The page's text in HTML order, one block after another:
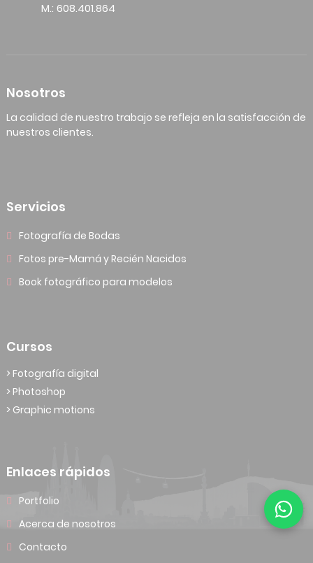
M.: 608.401.864
Nosotros
La calidad de nuestro trabajo se refleja en la satisfacción de
nuestros clientes.
Servicios
Fotografía de Bodas
Fotos pre-Mamá y Recién Nacidos
Book fotográfico para modelos
Cursos
> Fotografía digital
> Photoshop
> Graphic motions
Enlaces rápidos
Portfolio
Acerca de nosotros
Contacto